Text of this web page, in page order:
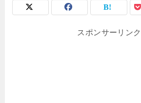
スポンサーリンク